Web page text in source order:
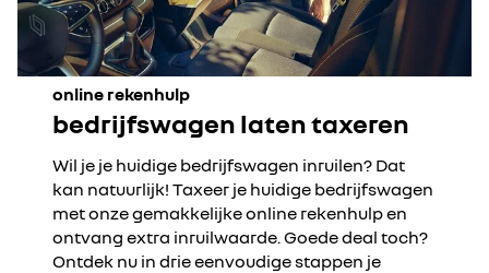
online rekenhulp
bedrijfswagen laten taxeren
Wil je je huidige bedrijfswagen inruilen? Dat
kan natuurlijk! Taxeer je huidige bedrijfswagen
met onze gemakkelijke online rekenhulp en
ontvang extra inruilwaarde. Goede deal toch?
Ontdek nu in drie eenvoudige stappen je